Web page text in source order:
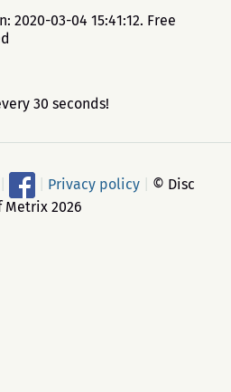
2020-03-04 15:41:12. Free
30 seconds!
Privacy policy
© Disc
Metrix 2026